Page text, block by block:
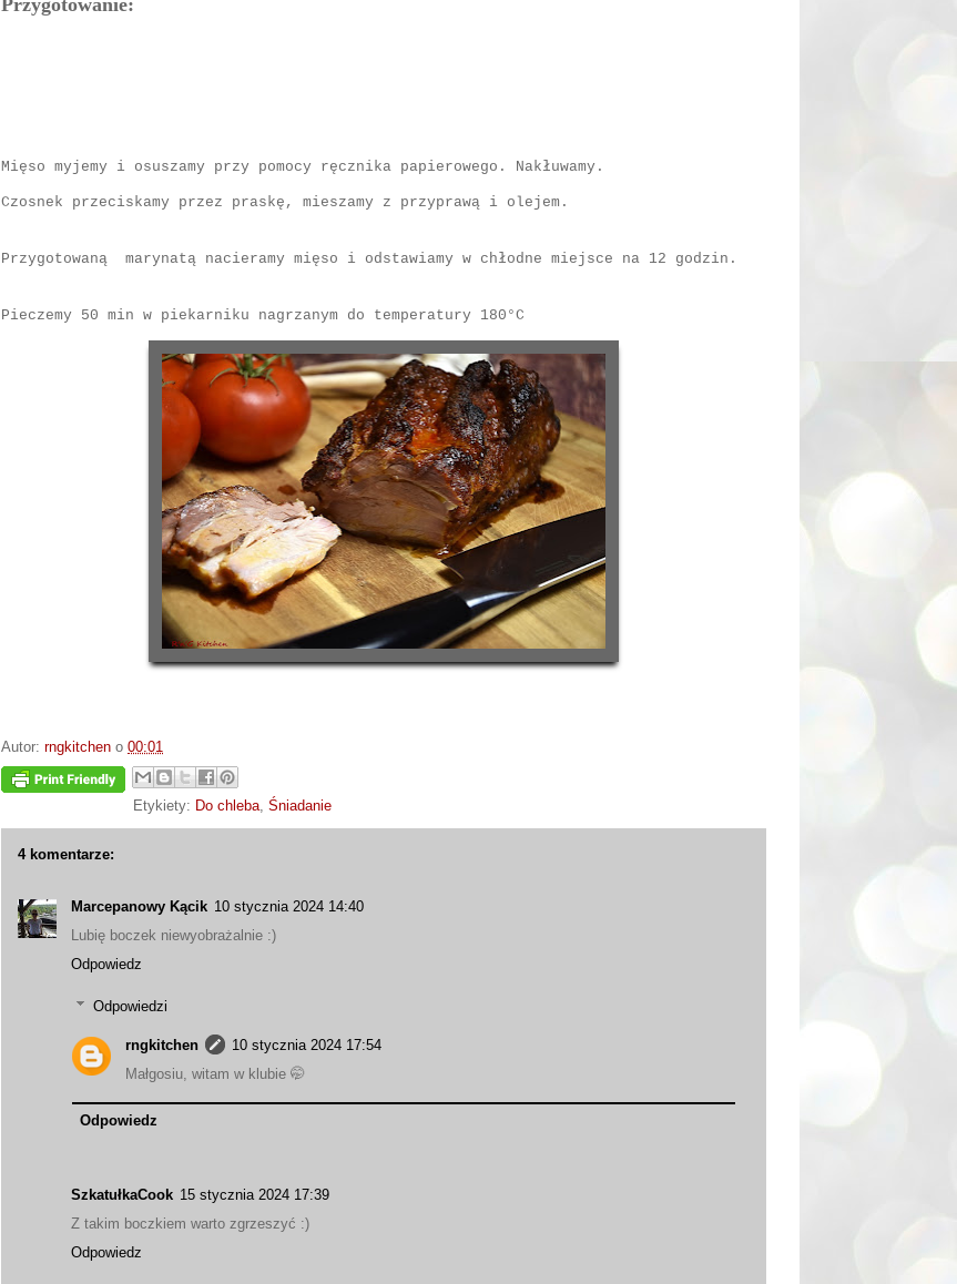
Przygotowanie:
Mięso myjemy i osuszamy przy pomocy ręcznika papierowego. Nakłuwamy.
Czosnek przeciskamy przez praskę, mieszamy z przyprawą i olejem.
Przygotowaną marynatą nacieramy mięso i odstawiamy w chłodne miejsce na 12 godzin.
Pieczemy 50 min w piekarniku nagrzanym do temperatury 180°C
Autor: rngkitchen o 00:01
Etykiety: Do chleba, Śniadanie
4 komentarze:
Marcepanowy Kącik 10 stycznia 2024 14:40
Lubię boczek niewyobrażalnie :)
Odpowiedz
Odpowiedzi
rngkitchen
10 stycznia 2024 17:54
Małgosiu, witam w klubie 🤭
Odpowiedz
SzkatułkaCook 15 stycznia 2024 17:39
Z takim boczkiem warto zgrzeszyć :)
Odpowiedz